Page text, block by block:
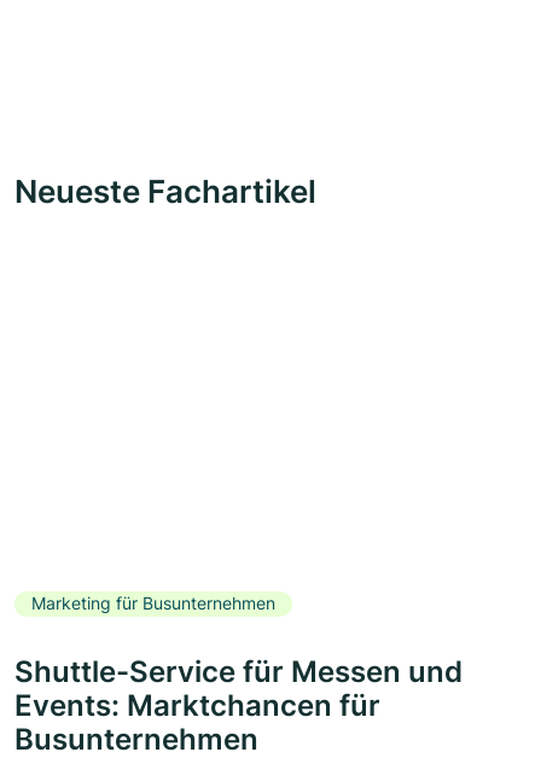
Neueste Fachartikel
Marketing für Busunternehmen
Shuttle-Service für Messen und
Events: Marktchancen für
Busunternehmen